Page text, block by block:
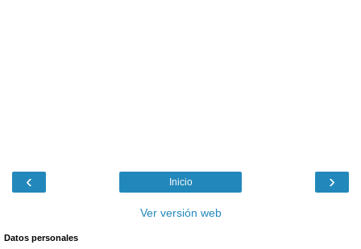
‹ ›
Inicio
Ver versión web
Datos personales